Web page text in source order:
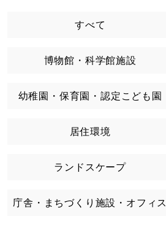
すべて
博物館・科学館施設
幼稚園・保育園・認定こども園
居住環境
ランドスケープ
庁舎・まちづくり施設・オフィス